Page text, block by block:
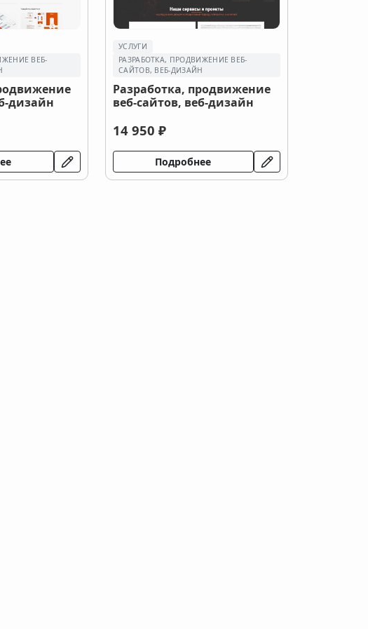
ВЕБ-
дизайн
УСЛУГИ
РАЗРАБОТКА, ПРОДВИЖЕНИЕ ВЕБ-
САЙТОВ, ВЕБ-ДИЗАЙН
Разработка, продвижение
веб-сайтов, веб-дизайн
14 950 ₽
Подробнее